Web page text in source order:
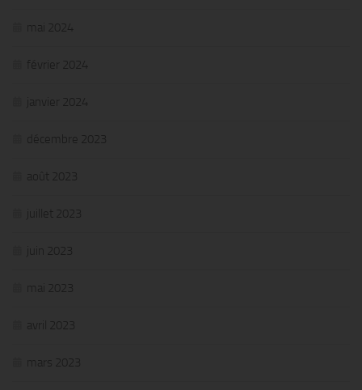
mai 2024
février 2024
janvier 2024
décembre 2023
août 2023
juillet 2023
juin 2023
mai 2023
avril 2023
mars 2023